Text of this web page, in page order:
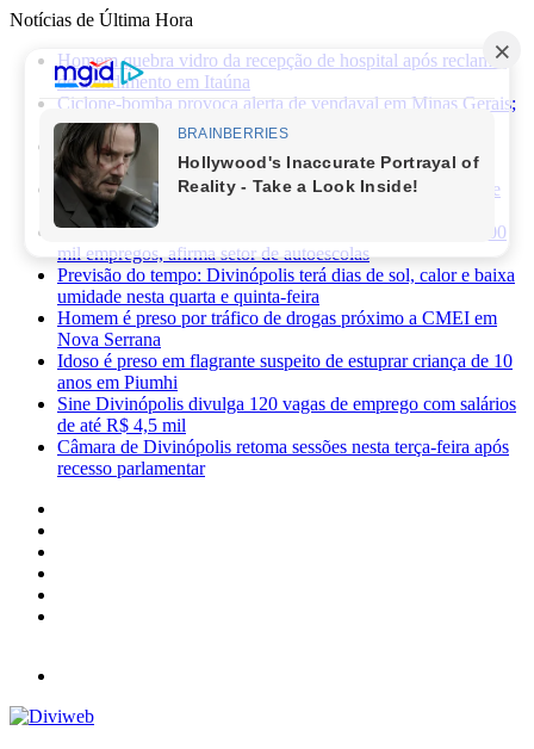
Notícias de Última Hora
Homem quebra vidro da recepção de hospital após reclamar
de atendimento em Itaúna
Ciclone-bomba provoca alerta de vendaval em Minas Gerais;
veja os impactos previstos para Divinópolis
Homem morre após sofrer choque elétrico e cair de oito
metros durante manutenção em academia
PRF apreende 75 mil maços de cigarros contrabandeados e
prende motorista na BR-262
Novas regras da CNH já provocaram perda de cerca de 100
mil empregos, afirma setor de autoescolas
Previsão do tempo: Divinópolis terá dias de sol, calor e baixa
umidade nesta quarta e quinta-feira
Homem é preso por tráfico de drogas próximo a CMEI em
Nova Serrana
Idoso é preso em flagrante suspeito de estuprar criança de 10
anos em Piumhi
Sine Divinópolis divulga 120 vagas de emprego com salários
de até R$ 4,5 mil
Câmara de Divinópolis retoma sessões nesta terça-feira após
recesso parlamentar